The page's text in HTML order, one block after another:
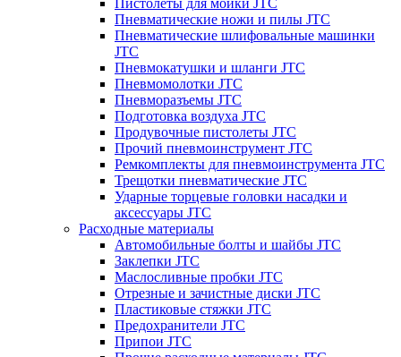
Пневматические ножи и пилы JTC
Пневматические шлифовальные машинки
JTC
Пневмокатушки и шланги JTC
Пневмомолотки JTC
Пневморазъемы JTC
Подготовка воздуха JTC
Продувочные пистолеты JTC
Прочий пневмоинструмент JTC
Ремкомплекты для пневмоинструмента JTC
Трещотки пневматические JTC
Ударные торцевые головки насадки и
аксессуары JTC
Расходные материалы
Автомобильные болты и шайбы JTC
Заклепки JTC
Маслосливные пробки JTC
Отрезные и зачистные диски JTC
Пластиковые стяжки JTC
Предохранители JTC
Припои JTC